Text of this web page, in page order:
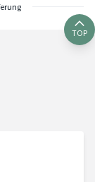
TOP